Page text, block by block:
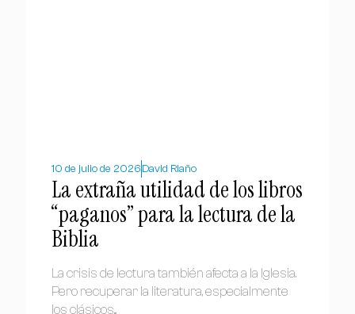
10 de julio de 2026 David Riaño
La extraña utilidad de los libros
“paganos” para la lectura de la
Biblia
La crisis de lectura también afecta a la Iglesia.
Pero recuperar la literatura, especialmente
los clásicos...